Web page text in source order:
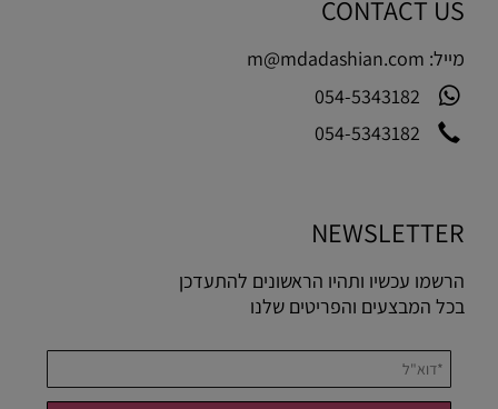
CONTACT US
מייל: m@mdadashian.com
054-5343182
054-5343182
NEWSLETTER
הרשמו עכשיו ותהיו הראשונים להתעדכן
בכל המבצעים והפריטים שלנו